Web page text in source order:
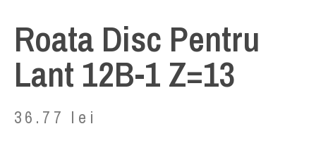
Roata Disc Pentru
Lant 12B-1 Z=13
36.77 lei